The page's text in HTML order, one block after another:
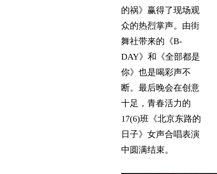
的祸》赢得了现场观
众的热烈掌声。由街
舞社带来的《B-
DAY》和《全部都是
你》也是喝彩声不
断。最后晚会在创意
十足，青春活力的
17(6)班《北京东路的
日子》女声合唱表演
中圆满结束。